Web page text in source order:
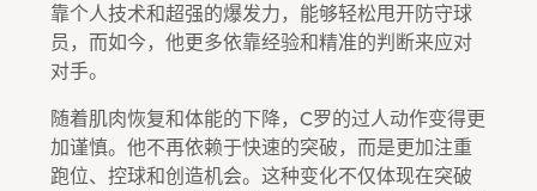
靠个人技术和超强的爆发力，能够轻松甩开防守球
员，而如今，他更多依靠经验和精准的判断来应对
对手。
随着肌肉恢复和体能的下降，C罗的过人动作变得更
加谨慎。他不再依赖于快速的突破，而是更加注重
跑位、控球和创造机会。这种变化不仅体现在突破